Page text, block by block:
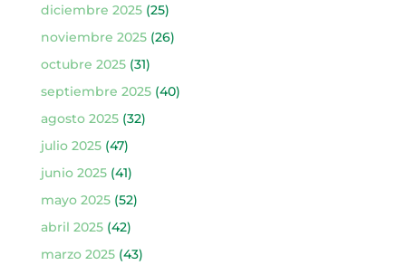
diciembre 2025(25)
noviembre 2025(26)
octubre 2025(31)
septiembre 2025(40)
agosto 2025(32)
julio 2025(47)
junio 2025(41)
mayo 2025(52)
abril 2025(42)
marzo 2025(43)